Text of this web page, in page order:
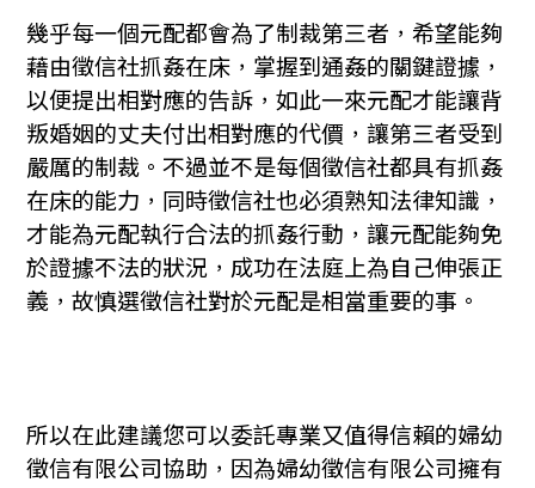
幾乎每一個元配都會為了制裁第三者，希望能夠
藉由徵信社抓姦在床，掌握到通姦的關鍵證據，
以便提出相對應的告訴，如此一來元配才能讓背
叛婚姻的丈夫付出相對應的代價，讓第三者受到
嚴厲的制裁。不過並不是每個徵信社都具有抓姦
在床的能力，同時徵信社也必須熟知法律知識，
才能為元配執行合法的抓姦行動，讓元配能夠免
於證據不法的狀況，成功在法庭上為自己伸張正
義，故慎選徵信社對於元配是相當重要的事。
所以在此建議您可以委託專業又值得信賴的婦幼
徵信有限公司協助，因為婦幼徵信有限公司擁有